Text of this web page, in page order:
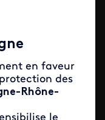
en faveur
des
Rhône-
le